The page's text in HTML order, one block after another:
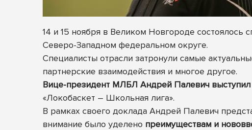
14 и 15 ноября в Великом Новгороде состоялось
Северо-Западном федеральном округе.
Специалисты отрасли затронули самые
партнерские взаимодействия и многое другое.
Вице-президент МЛБЛ Андрей Палевич выступил
«Локобаскет – Школьная лига».
В рамках своего доклада Андрей Палевич
внимание было уделено преимуществам и